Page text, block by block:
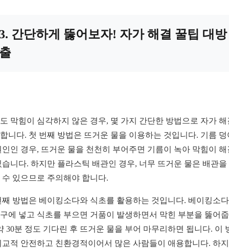
간단하게 뚫어보자! 자가 해결 꿀팁 대방
막힘이 심각하지 않은 경우, 몇 가지 간단한 방법으로 자가 해
니다. 첫 번째 방법은 뜨거운 물을 이용하는 것입니다. 기름 덩
인인 경우, 뜨거운 물을 천천히 부어주면 기름이 녹아 막힘이 해
습니다. 하지만 플라스틱 배관인 경우, 너무 뜨거운 물은 배관을
수 있으므로 주의해야 합니다.
째 방법은 베이킹소다와 식초를 활용하는 것입니다. 베이킹소
에 넣고 식초를 부으면 거품이 발생하면서 막힌 부분을 뚫어
30분 정도 기다린 후 뜨거운 물을 부어 마무리하면 됩니다. 이
교적 안전하고 친환경적이어서 많은 사람들이 애용합니다. 하